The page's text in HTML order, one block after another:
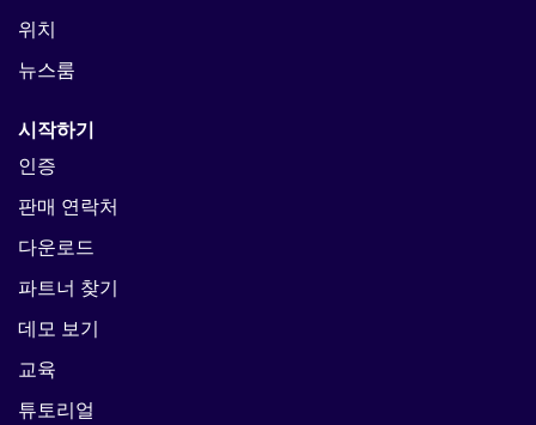
위치
뉴스룸
시작하기
인증
판매 연락처
다운로드
파트너 찾기
데모 보기
교육
튜토리얼